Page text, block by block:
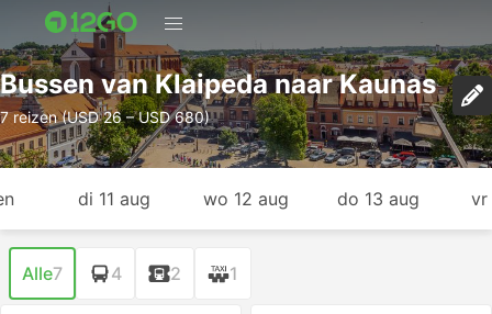
Bussen van Klaipeda naar Kaunas
7 reizen (USD 26 – USD 680)
di 11 aug wo 12 aug do 13 aug vr
Alle7 4 2 1